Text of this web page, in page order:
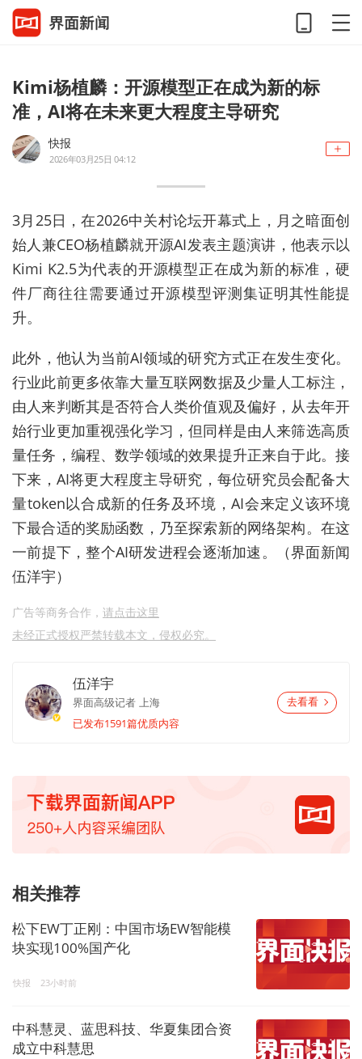
Kimi杨植麟：开源模型正在成为新的标
准，AI将在未来更大程度主导研究
快报
2026年03月25日 04:12
3月25日，在2026中关村论坛开幕式上，月之暗面创
始人兼CEO杨植麟就开源AI发表主题演讲，他表示以
Kimi K2.5为代表的开源模型正在成为新的标准，硬
件厂商往往需要通过开源模型评测集证明其性能提
升。
此外，他认为当前AI领域的研究方式正在发生变化。
行业此前更多依靠大量互联网数据及少量人工标注，
由人来判断其是否符合人类价值观及偏好，从去年开
始行业更加重视强化学习，但同样是由人来筛选高质
量任务，编程、数学领域的效果提升正来自于此。接
下来，AI将更大程度主导研究，每位研究员会配备大
量token以合成新的任务及环境，AI会来定义该环境
下最合适的奖励函数，乃至探索新的网络架构。在这
一前提下，整个AI研发进程会逐渐加速。（界面新闻
伍洋宇）
广告等商务合作， 请点击这里
未经正式授权严禁转载本文，侵权必究。
伍洋宇
界面高级记者 上海
已发布1591篇优质内容
去看看
相关推荐
松下EW丁正刚：中国市场EW智能模
块实现100%国产化
快报 23小时前
中科慧灵、蓝思科技、华夏集团合资
成立中科慧思